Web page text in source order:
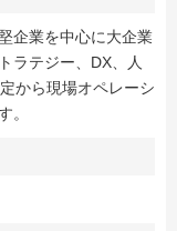
企業を中心に大企業
ラテジー、DX、人
から現場オペレーシ
。